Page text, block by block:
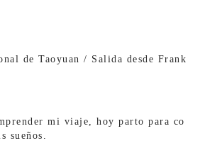
de Taoyuan / Salida desde Frank
mi viaje, hoy parto para co
sueños.